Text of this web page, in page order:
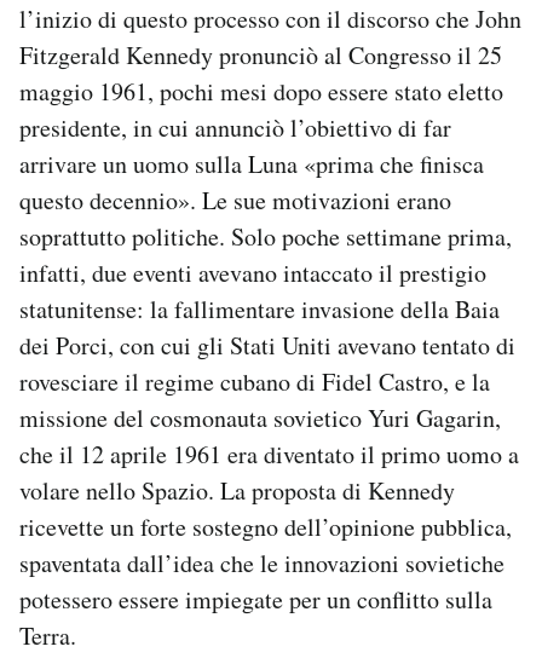
l’inizio di questo processo con il discorso che John
Fitzgerald Kennedy pronunciò al Congresso il 25
maggio 1961, pochi mesi dopo essere stato eletto
presidente, in cui annunciò l’obiettivo di far
arrivare un uomo sulla Luna «prima che finisca
questo decennio». Le sue motivazioni erano
soprattutto politiche. Solo poche settimane prima,
infatti, due eventi avevano intaccato il prestigio
statunitense: la fallimentare invasione della Baia
dei Porci, con cui gli Stati Uniti avevano tentato di
rovesciare il regime cubano di Fidel Castro, e la
missione del cosmonauta sovietico Yuri Gagarin,
che il 12 aprile 1961 era diventato il primo uomo a
volare nello Spazio. La proposta di Kennedy
ricevette un forte sostegno dell’opinione pubblica,
spaventata dall’idea che le innovazioni sovietiche
potessero essere impiegate per un conflitto sulla
Terra.